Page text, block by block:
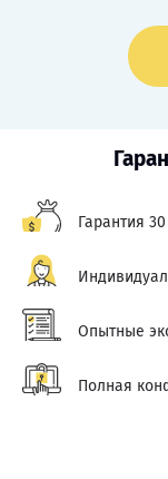
Гарантия
Опытные
Полная